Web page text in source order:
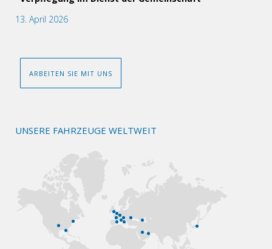
13. April 2026
ARBEITEN SIE MIT UNS
UNSERE FAHRZEUGE WELTWEIT